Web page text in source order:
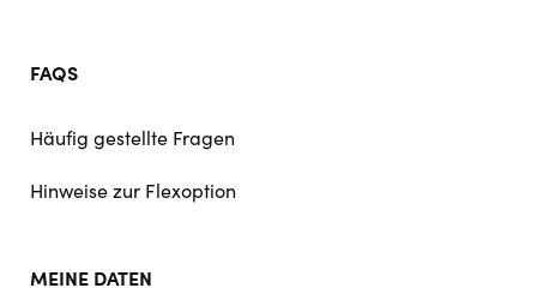
FAQS
Häufig gestellte Fragen
Hinweise zur Flexoption
MEINE DATEN